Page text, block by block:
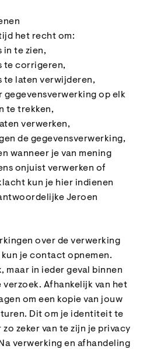
het recht om:
te zien,
te corrigeren,
laten verwijderen,
op elk
te trekken,
verwerken,
de gegevensverwerking,
wanneer je van mening
onjuist verwerken of
kun je hier indienen
Jeroen
over de verwerking
je contact opnemen.
maar in ieder geval binnen
Afhankelijk van het
om een kopie van jouw
Dit om je identiteit te
zeker van te zijn je privacy
verwerking en afhandeling